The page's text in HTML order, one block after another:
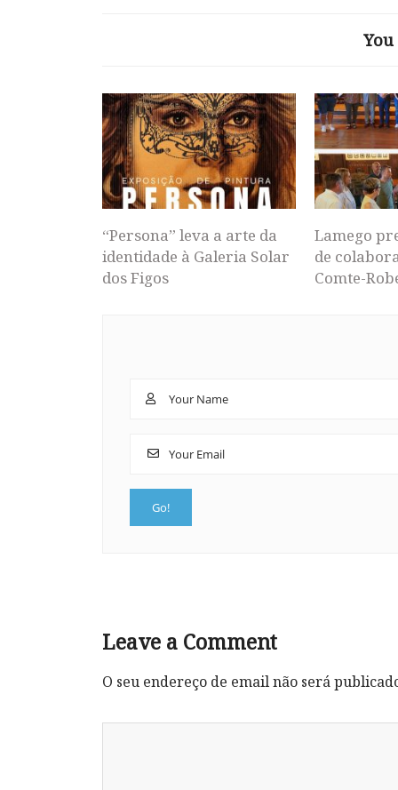
“Persona” leva a arte da
identidade à Galeria Solar
dos Figos
Lamego
de
Comte-
Leave a Comment
O seu endereço de email não será